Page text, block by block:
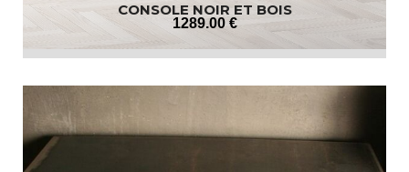
CONSOLE NOIR ET BOIS
1289.00 €